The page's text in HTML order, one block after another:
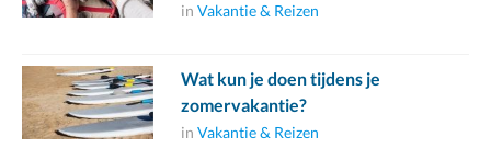
in Vakantie & Reizen
Wat kun je doen tijdens je
zomervakantie?
in Vakantie & Reizen